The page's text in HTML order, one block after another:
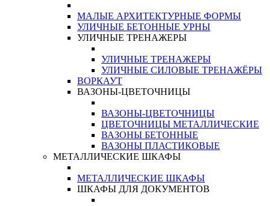
МАЛЫЕ АРХИТЕКТУРНЫЕ ФОРМЫ
УЛИЧНЫЕ БЕТОННЫЕ УРНЫ
УЛИЧНЫЕ ТРЕНАЖЕРЫ
УЛИЧНЫЕ ТРЕНАЖЕРЫ
УЛИЧНЫЕ СИЛОВЫЕ ТРЕНАЖЁРЫ
ВОРКАУТ
ВАЗОНЫ-ЦВЕТОЧНИЦЫ
ВАЗОНЫ-ЦВЕТОЧНИЦЫ
ЦВЕТОЧНИЦЫ МЕТАЛЛИЧЕСКИЕ
ВАЗОНЫ БЕТОННЫЕ
ВАЗОНЫ ПЛАСТИКОВЫЕ
МЕТАЛЛИЧЕСКИЕ ШКАФЫ
МЕТАЛЛИЧЕСКИЕ ШКАФЫ
ШКАФЫ ДЛЯ ДОКУМЕНТОВ